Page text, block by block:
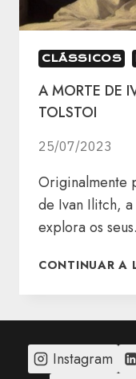
CLÁSSICOS
A MORTE DE
TOLSTOI
25/07/2023
Originalmente
de Ivan Ilitch,
explora os
CONTINUAR A
Instagram